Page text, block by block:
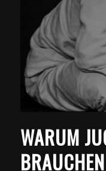
WARUM
BRAUCHEN